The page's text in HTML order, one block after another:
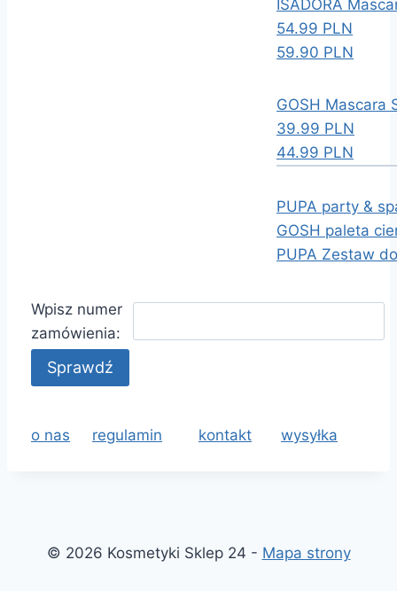
ISADORA
54.99 PLN
59.90 PLN
GOSH Mascara
39.99 PLN
44.99 PLN
PUPA party &
GOSH paleta
PUPA Zestaw
Wpisz numer
zamówienia:
o nas regulamin kontakt wysyłka
© 2026 Kosmetyki Sklep 24 - Mapa strony